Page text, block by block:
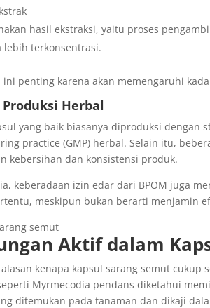
hasil ekstraksi, yaitu proses
lebih terkonsentrasi.
ini penting karena akan memengaruhi
Herbal
yang baik biasanya diproduksi
practice (GMP) herbal. Selain itu,
kebersihan dan konsistensi produk.
keberadaan izin edar dari BPOM juga
meskipun bukan berarti menjamin
Aktif dalam
kenapa kapsul sarang semut
Myrmecodia pendans diketahui
ditemukan pada tanaman dan dikaji